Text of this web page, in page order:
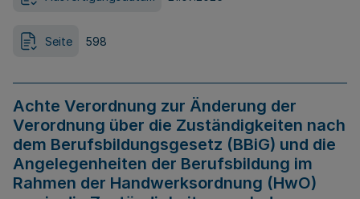
Seite 598
Achte Verordnung zur Änderung der
Verordnung über die Zuständigkeiten nach
dem Berufsbildungsgesetz (BBiG) und die
Angelegenheiten der Berufsbildung im
Rahmen der Handwerksordnung (HwO)